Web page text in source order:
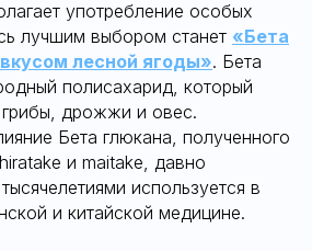
употребление особых
лучшим выбором станет «Бета
лесной ягоды». Бета
полисахарид, который
дрожжи и овес.
Бета глюкана, полученного
и maitake, давно
используется в
и китайской медицине.